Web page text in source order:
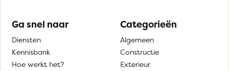
Ga snel naar
Diensten
Kennisbank
Hoe werkt het?
Categorieën
Algemeen
Constructie
Exterieur